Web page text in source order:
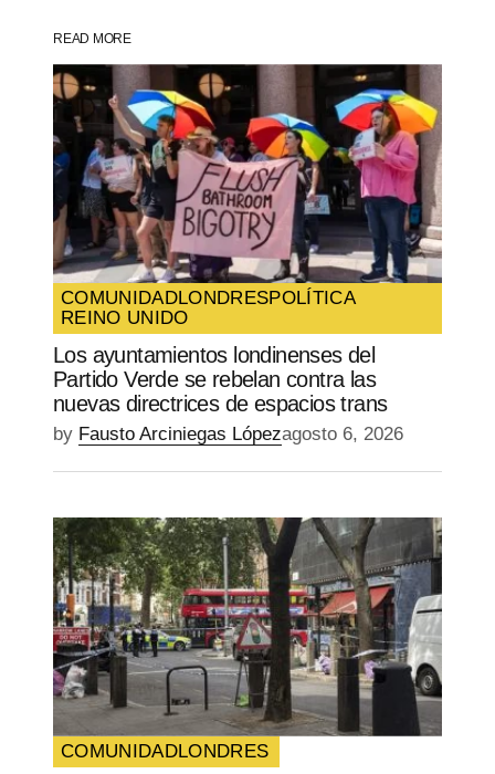
Your Name*
Your E-mail*
Guarda mi nombre, correo electrónico y
web en este navegador para la próxima
vez que comente.
SUBMIT COMMENT
READ MORE
COMUNIDADLONDRESPOLÍTICA
REINO UNIDO
Los ayuntamientos londinenses del
Partido Verde se rebelan contra las
nuevas directrices de espacios trans
by Fausto Arciniegas Lópezagosto 6, 2026
COMUNIDADLONDRES